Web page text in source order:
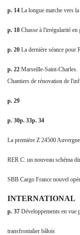
p. 14 La longue marche vers
p. 18 Chasse à l'irrégularité en
p. 20 La dernière séance pour
p. 22 Marseille-Saint-Charles.
Chantiers de rénovation de
p. 29
p. 30p. 33p. 34
La première Z 24500
RER C: un nouveau schéma
SBB Cargo France nouvel
INTERNATIONAL
p. 37 Développements en vue
transfrontalier bâlois